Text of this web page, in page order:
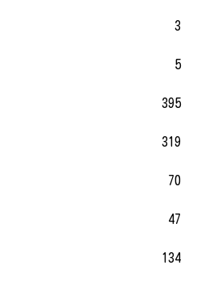
3
5
395
319
70
47
134